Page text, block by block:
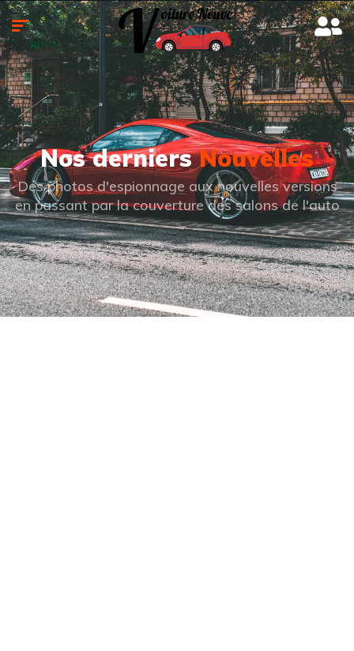
Nos derniersNouvelles
Des photos d'espionnage aux nouvelles versions
en passant par la couverture des salons de l'auto